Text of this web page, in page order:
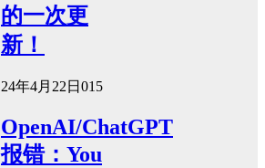
的一次更
新！
24年4月22日 015
OpenAI/ChatGPT
报错：You